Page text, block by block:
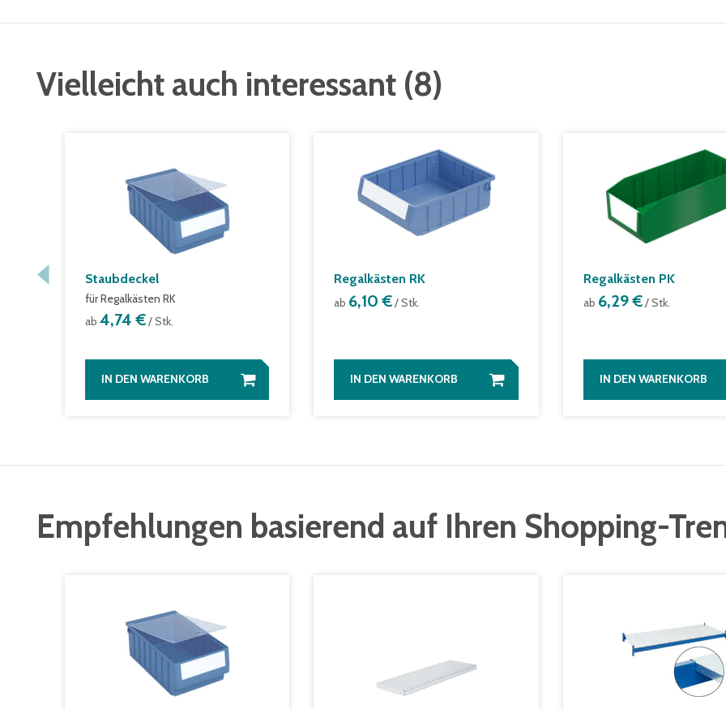
Vielleicht auch interessant (8)
Staubdeckel
für Regalkästen RK
ab 4,74 €/ Stk.
IN DEN WARENKORB
Regalkästen RK
ab 6,10 €/ Stk.
IN DEN WARENKORB
Regalkästen PK
ab 6,29 €/ Stk.
IN DEN WARENKORB
Empfehlungen basierend auf Ihren Shopping-